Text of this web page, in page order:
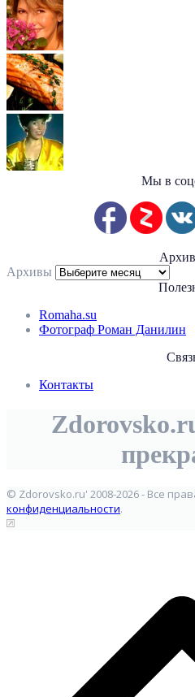
Мы в
Архивы
Romaha.su
Фотограф Роман Данилин
Контакты
© Zdorovsko.ru' 2008-2026 - Все
конфиденциальности.